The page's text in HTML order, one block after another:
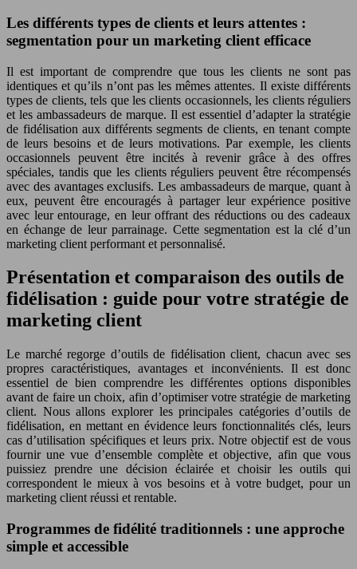
Les différents types de clients et leurs attentes :
segmentation pour un marketing client efficace
Il est important de comprendre que tous les clients ne sont pas
identiques et qu’ils n’ont pas les mêmes attentes. Il existe différents
types de clients, tels que les clients occasionnels, les clients réguliers
et les ambassadeurs de marque. Il est essentiel d’adapter la stratégie
de fidélisation aux différents segments de clients, en tenant compte
de leurs besoins et de leurs motivations. Par exemple, les clients
occasionnels peuvent être incités à revenir grâce à des offres
spéciales, tandis que les clients réguliers peuvent être récompensés
avec des avantages exclusifs. Les ambassadeurs de marque, quant à
eux, peuvent être encouragés à partager leur expérience positive
avec leur entourage, en leur offrant des réductions ou des cadeaux
en échange de leur parrainage. Cette segmentation est la clé d’un
marketing client performant et personnalisé.
Présentation et comparaison des outils de
fidélisation : guide pour votre stratégie de
marketing client
Le marché regorge d’outils de fidélisation client, chacun avec ses
propres caractéristiques, avantages et inconvénients. Il est donc
essentiel de bien comprendre les différentes options disponibles
avant de faire un choix, afin d’optimiser votre stratégie de marketing
client. Nous allons explorer les principales catégories d’outils de
fidélisation, en mettant en évidence leurs fonctionnalités clés, leurs
cas d’utilisation spécifiques et leurs prix. Notre objectif est de vous
fournir une vue d’ensemble complète et objective, afin que vous
puissiez prendre une décision éclairée et choisir les outils qui
correspondent le mieux à vos besoins et à votre budget, pour un
marketing client réussi et rentable.
Programmes de fidélité traditionnels : une approche
simple et accessible